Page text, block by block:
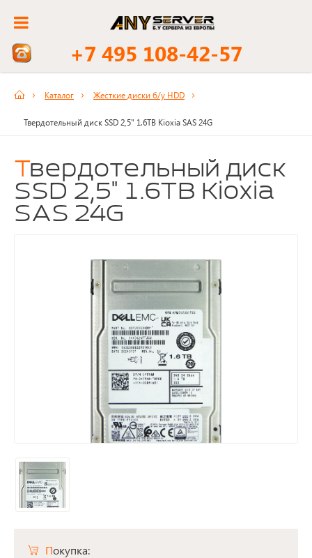
+7 495 108-42-57
Каталог Жесткие диски б/у HDD
Твердотельный диск SSD 2,5" 1.6TB Kioxia SAS 24G
Твердотельный диск
SSD 2,5" 1.6TB Kioxia
SAS 24G
Покупка: